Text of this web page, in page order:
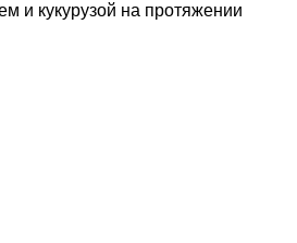
и кукурузой на протяжении